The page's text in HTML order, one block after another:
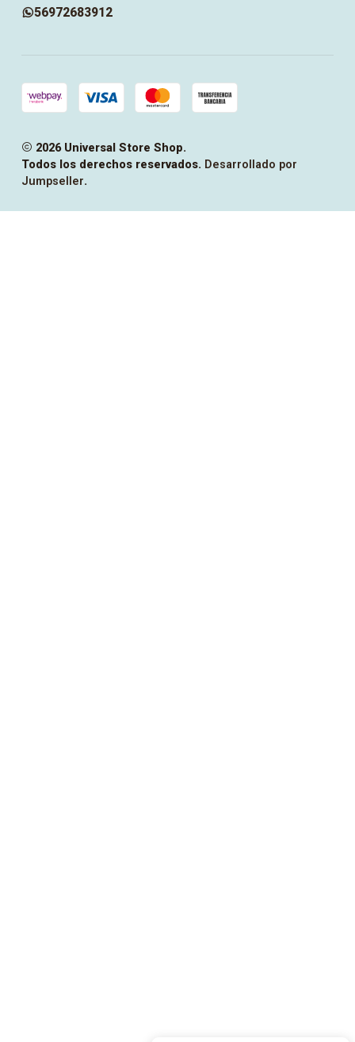
56972683912
2026 Universal Store Shop.
Todos los derechos reservados. Desarrollado por
Jumpseller.